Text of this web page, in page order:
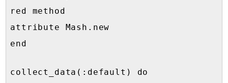
red method
attribute Mash.new
end
collect_data(:default) do